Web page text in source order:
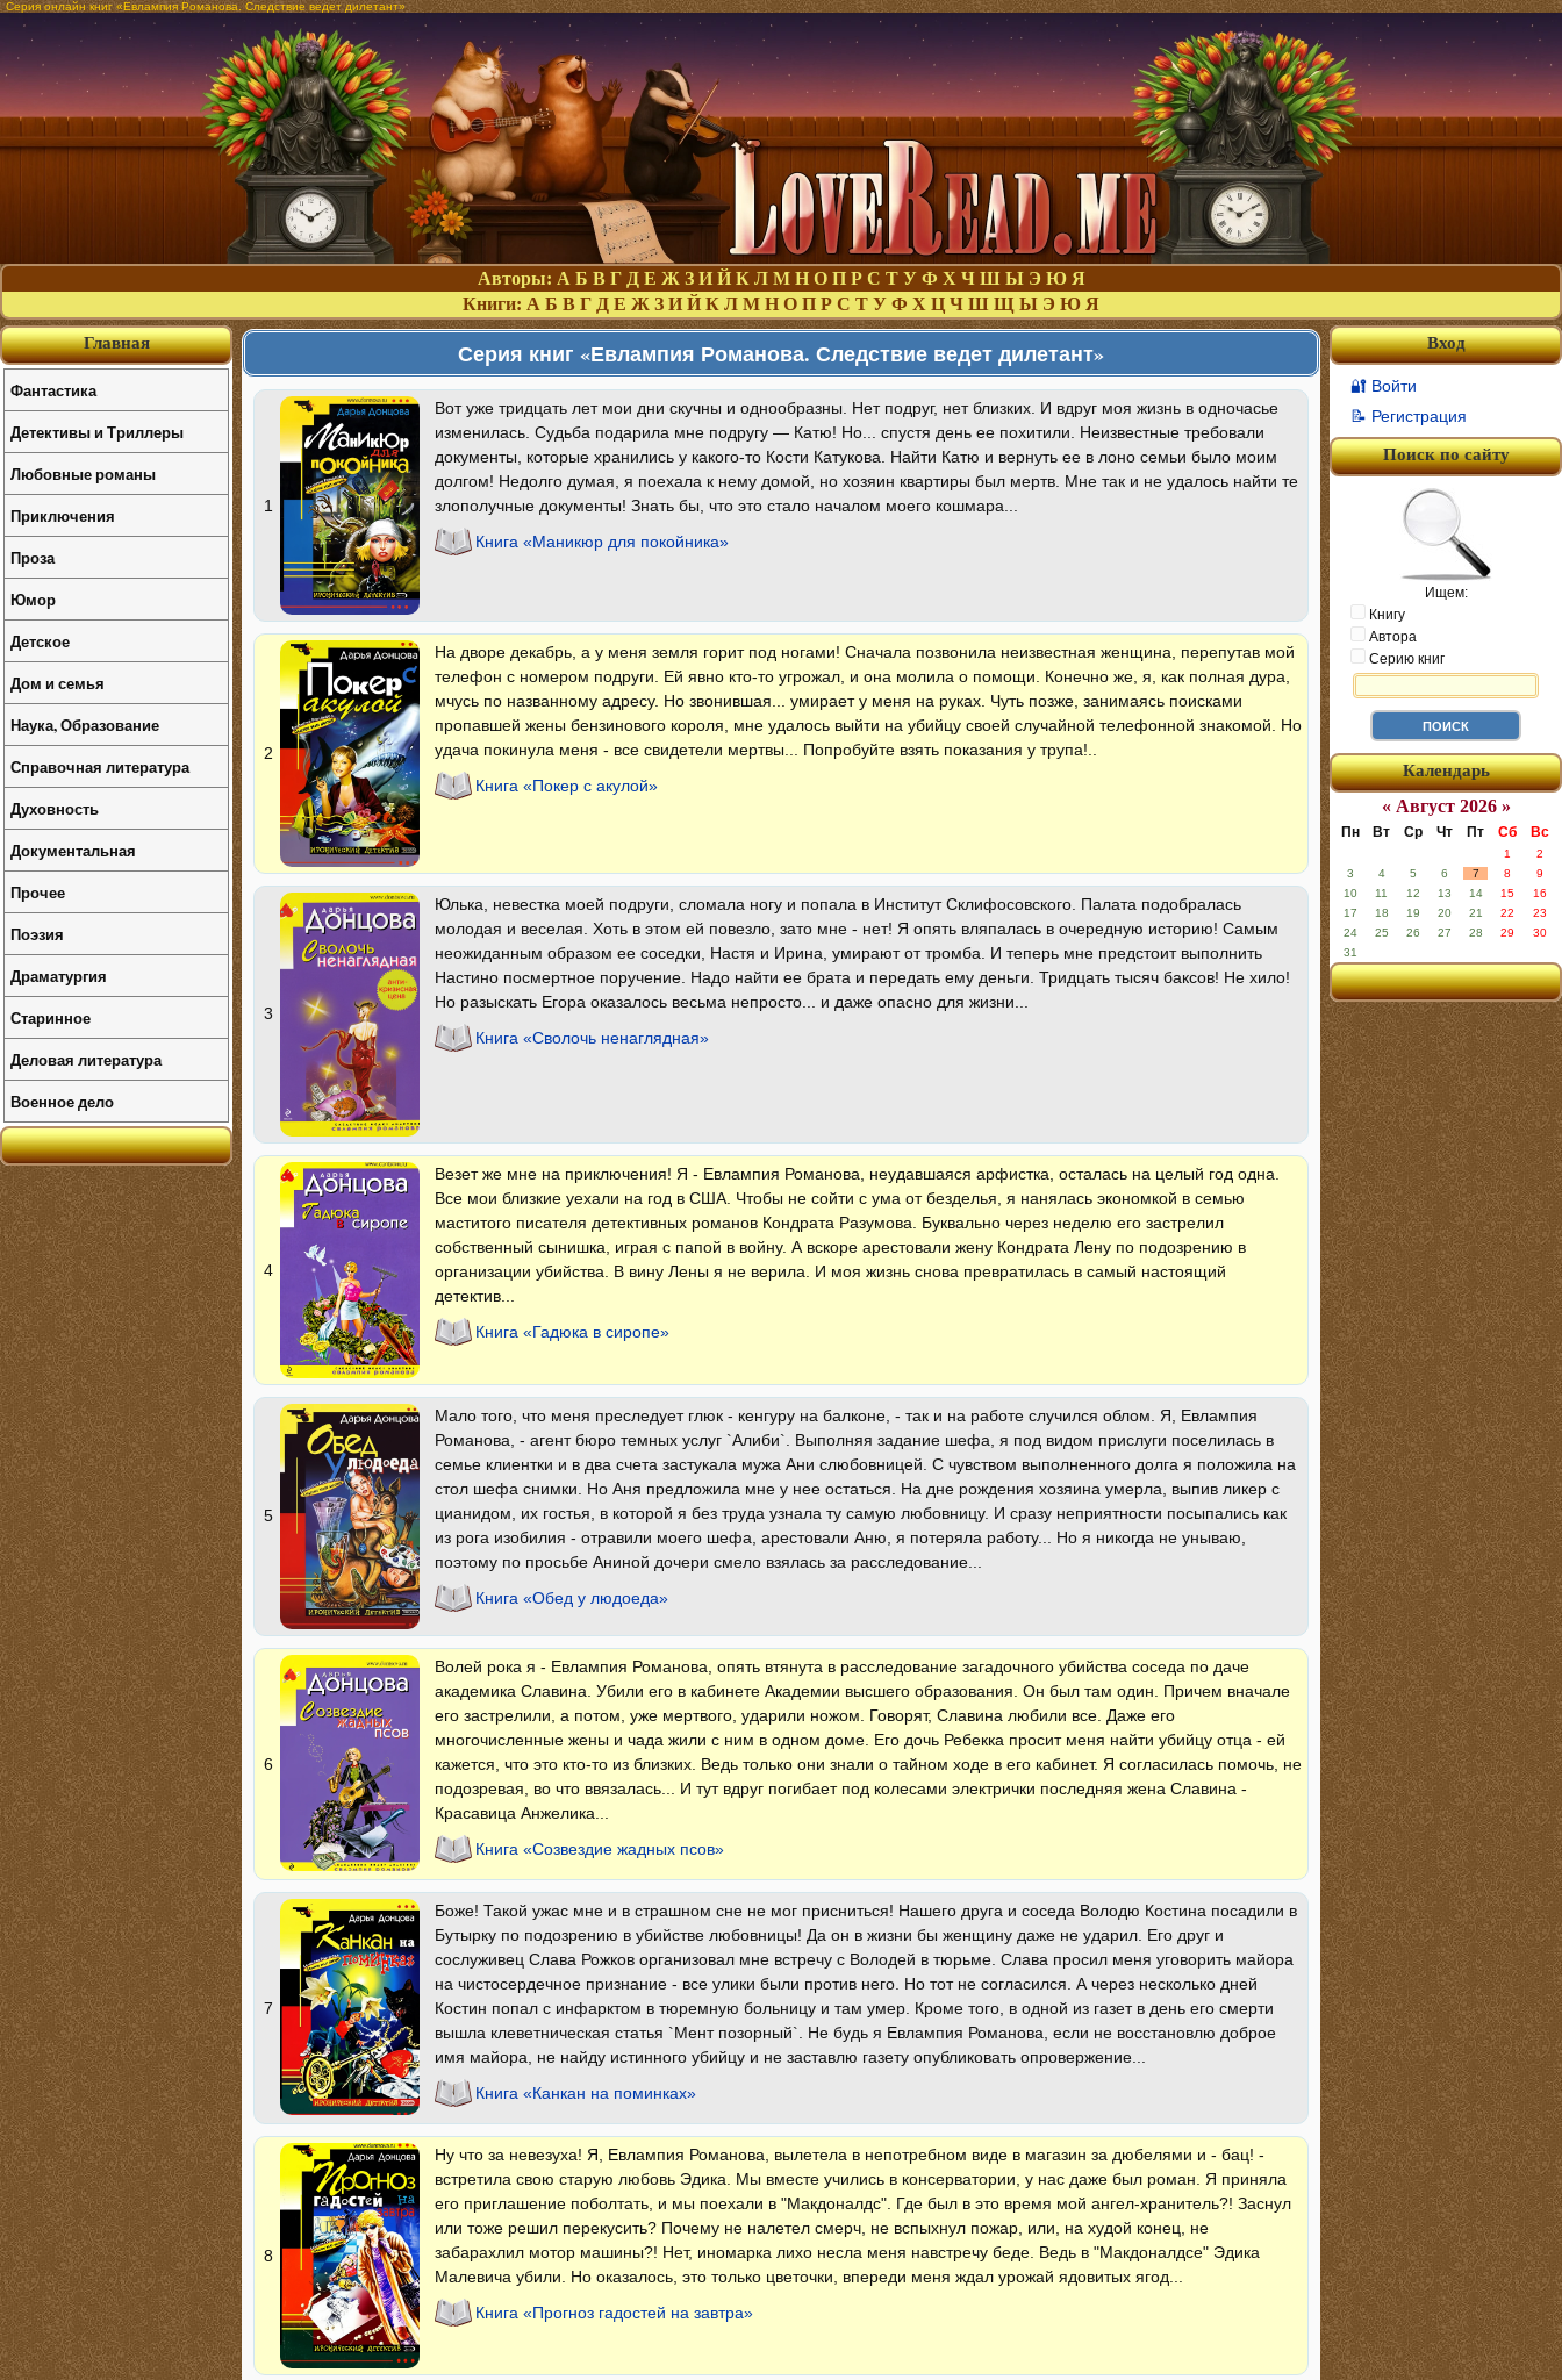
Серия онлайн книг «Евлампия Романова. Следствие ведет дилетант»
Авторы: А Б В Г Д Е Ж З И Й К Л М Н О П Р С Т У Ф Х Ч Ш Ы Э Ю Я
Книги: А Б В Г Д Е Ж З И Й К Л М Н О П Р С Т У Ф Х Ц Ч Ш Щ Ы Э Ю Я
Серия книг «Евлампия Романова. Следствие ведет дилетант»
1
Вот уже тридцать лет мои дни скучны и однообразны. Нет подруг, нет близких. И вдруг моя жизнь в одночасье
изменилась. Судьба подарила мне подругу — Катю! Но... спустя день ее похитили. Неизвестные требовали
документы, которые хранились у какого-то Кости Катукова. Найти Катю и вернуть ее в лоно семьи было моим
долгом! Недолго думая, я поехала к нему домой, но хозяин квартиры был мертв. Мне так и не удалось найти те
злополучные документы! Знать бы, что это стало началом моего кошмара...
Книга «Маникюр для покойника»
2
На дворе декабрь, а у меня земля горит под ногами! Сначала позвонила неизвестная женщина, перепутав мой
телефон с номером подруги. Ей явно кто-то угрожал, и она молила о помощи. Конечно же, я, как полная дура,
мчусь по названному адресу. Но звонившая... умирает у меня на руках. Чуть позже, занимаясь поисками
пропавшей жены бензинового короля, мне удалось выйти на убийцу своей случайной телефонной знакомой. Но
удача покинула меня - все свидетели мертвы... Попробуйте взять показания у трупа!..
Книга «Покер с акулой»
3
Юлька, невестка моей подруги, сломала ногу и попала в Институт Склифосовского. Палата подобралась
молодая и веселая. Хоть в этом ей повезло, зато мне - нет! Я опять вляпалась в очередную историю! Самым
неожиданным образом ее соседки, Настя и Ирина, умирают от тромба. И теперь мне предстоит выполнить
Настино посмертное поручение. Надо найти ее брата и передать ему деньги. Тридцать тысяч баксов! Не хило!
Но разыскать Егора оказалось весьма непросто... и даже опасно для жизни...
Книга «Сволочь ненаглядная»
4
Везет же мне на приключения! Я - Евлампия Романова, неудавшаяся арфистка, осталась на целый год одна.
Все мои близкие уехали на год в США. Чтобы не сойти с ума от безделья, я нанялась экономкой в семью
маститого писателя детективных романов Кондрата Разумова. Буквально через неделю его застрелил
собственный сынишка, играя с папой в войну. А вскоре арестовали жену Кондрата Лену по подозрению в
организации убийства. В вину Лены я не верила. И моя жизнь снова превратилась в самый настоящий
детектив...
Книга «Гадюка в сиропе»
5
Мало того, что меня преследует глюк - кенгуру на балконе, - так и на работе случился облом. Я, Евлампия
Романова, - агент бюро темных услуг `Алиби`. Выполняя задание шефа, я под видом прислуги поселилась в
семье клиентки и в два счета застукала мужа Ани слюбовницей. С чувством выполненного долга я положила на
стол шефа снимки. Но Аня предложила мне у нее остаться. На дне рождения хозяина умерла, выпив ликер с
цианидом, их гостья, в которой я без труда узнала ту самую любовницу. И сразу неприятности посыпались как
из рога изобилия - отравили моего шефа, арестовали Аню, я потеряла работу... Но я никогда не унываю,
поэтому по просьбе Аниной дочери смело взялась за расследование...
Книга «Обед у людоеда»
6
Волей рока я - Евлампия Романова, опять втянута в расследование загадочного убийства соседа по даче
академика Славина. Убили его в кабинете Академии высшего образования. Он был там один. Причем вначале
его застрелили, а потом, уже мертвого, ударили ножом. Говорят, Славина любили все. Даже его
многочисленные жены и чада жили с ним в одном доме. Его дочь Ребекка просит меня найти убийцу отца - ей
кажется, что это кто-то из близких. Ведь только они знали о тайном ходе в его кабинет. Я согласилась помочь, не
подозревая, во что ввязалась... И тут вдруг погибает под колесами электрички последняя жена Славина -
Красавица Анжелика...
Книга «Созвездие жадных псов»
7
Боже! Такой ужас мне и в страшном сне не мог присниться! Нашего друга и соседа Володю Костина посадили в
Бутырку по подозрению в убийстве любовницы! Да он в жизни бы женщину даже не ударил. Его друг и
сослуживец Слава Рожков организовал мне встречу с Володей в тюрьме. Слава просил меня уговорить майора
на чистосердечное признание - все улики были против него. Но тот не согласился. А через несколько дней
Костин попал с инфарктом в тюремную больницу и там умер. Кроме того, в одной из газет в день его смерти
вышла клеветническая статья `Мент позорный`. Не будь я Евлампия Романова, если не восстановлю доброе
имя майора, не найду истинного убийцу и не заставлю газету опубликовать опровержение...
Книга «Канкан на поминках»
8
Ну что за невезуха! Я, Евлампия Романова, вылетела в непотребном виде в магазин за дюбелями и - бац! -
встретила свою старую любовь Эдика. Мы вместе учились в консерватории, у нас даже был роман. Я приняла
его приглашение поболтать, и мы поехали в "Макдоналдс". Где был в это время мой ангел-хранитель?! Заснул
или тоже решил перекусить? Почему не налетел смерч, не вспыхнул пожар, или, на худой конец, не
забарахлил мотор машины?! Нет, иномарка лихо несла меня навстречу беде. Beдь в "Макдоналдсе" Эдика
Малевича убили. Но оказалось, это только цветочки, впереди меня ждал урожай ядовитых ягод...
Книга «Прогноз гадостей на завтра»
Вход
🔐 Войти
📝 Регистрация
Поиск по сайту
Ищем:
Книгу
Автора
Серию книг
Календарь
« Август 2026 »
Пн Вт Ср Чт Пт Сб Вс
1
2
3
4 5 6 7 8
9
10
11 12 13 14 15
16
17
18 19 20 21 22
23
24
25 26 27 28 29
30
31
Главная
Фантастика
Детективы и Триллеры
Любовные романы
Приключения
Проза
Юмор
Детское
Дом и семья
Наука, Образование
Справочная литература
Духовность
Документальная
Прочее
Поэзия
Драматургия
Старинное
Деловая литература
Военное дело